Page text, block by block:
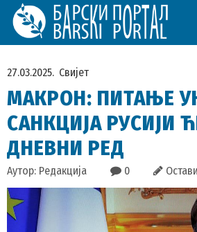
27.03.2025. Свијет
МАКРОН: ПИТАЊЕ
САНКЦИЈА РУСИЈИ
ДНЕВНИ РЕД
Аутор: Редакција 0